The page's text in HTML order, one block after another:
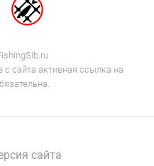
сайта
сайта активная ссылка на